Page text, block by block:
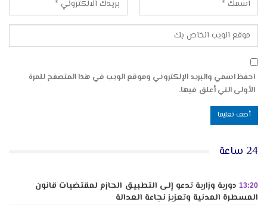
احفظ اسمي والبريد الإلكتروني وموقع الويب في هذا المتصفح للمرة
الأولى التي أعلق فيها.
24 ساعة
13:20 دورية وزارية تدعو إلى التطبيق الحازم لمقتضيات قانون
المسطرة المدنية وتعزيز نجاعة العدالة